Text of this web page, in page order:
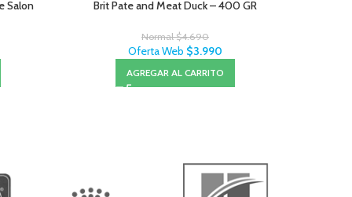
Salon Brit Pate and Meat Duck – 400 GR
Normal$4.690
Oferta Web $3.990
AGREGAR AL CARRITO